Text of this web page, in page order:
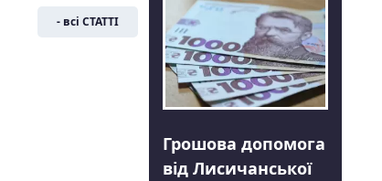
- всі СТАТТІ
Грошова допомога
від Лисичанської